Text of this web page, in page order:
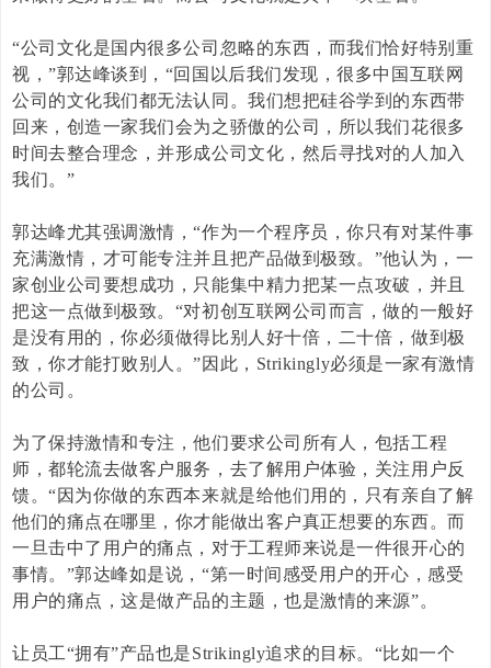
“公司文化是国内很多公司忽略的东西，而我们恰好特别重
视，”郭达峰谈到，“回国以后我们发现，很多中国互联网
公司的文化我们都无法认同。我们想把硅谷学到的东西带
回来，创造一家我们会为之骄傲的公司，所以我们花很多
时间去整合理念，并形成公司文化，然后寻找对的人加入
我们。”
郭达峰尤其强调激情，“作为一个程序员，你只有对某件事
充满激情，才可能专注并且把产品做到极致。”他认为，一
家创业公司要想成功，只能集中精力把某一点攻破，并且
把这一点做到极致。“对初创互联网公司而言，做的一般好
是没有用的，你必须做得比别人好十倍，二十倍，做到极
致，你才能打败别人。”因此， Strikingly必须是一家有激情
的公司。
为了保持激情和专注，他们要求公司所有人，包括工程
师，都轮流去做客户服务，去了解用户体验，关注用户反
馈。“因为你做的东西本来就是给他们用的，只有亲自了解
他们的痛点在哪里，你才能做出客户真正想要的东西。而
一旦击中了用户的痛点，对于工程师来说是一件很开心的
事情。”郭达峰如是说，“第一时间感受用户的开心，感受
用户的痛点，这是做产品的主题，也是激情的来源”。
让员工“拥有”产品也是Strikingly追求的目标。“比如一个